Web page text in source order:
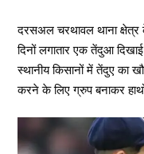
दरसअल चरथावल थाना क्षेत्र
दिनों लगातार एक तेंदुआ
स्थानीय किसानों में तेंदुए का
करने के लिए ग्रुप बनाकर